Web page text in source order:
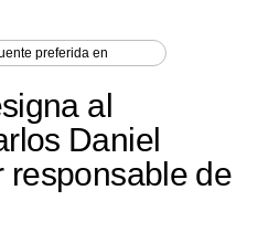
preferida en
al
Daniel
responsable de